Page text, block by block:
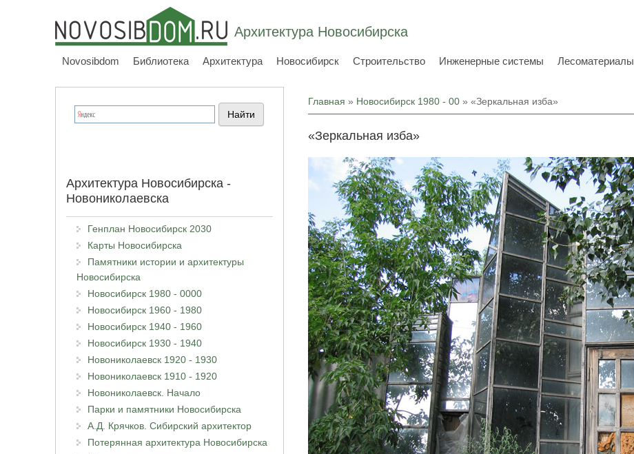
Архитектура Новосибирска
Novosibdom Библиотека Архитектура Новосибирск Строительство Инженерные системы Лесоматериалы
Вы здесь
Главная » Новосибирск 1980 - 00 » «Зеркальная изба»
«Зеркальная изба»
Архитектура Новосибирска -
Новониколаевска
Генплан Новосибирск 2030
Карты Новосибирска
Памятники истории и архитектуры
Новосибирска
Новосибирск 1980 - 0000
Новосибирск 1960 - 1980
Новосибирск 1940 - 1960
Новосибирск 1930 - 1940
Новониколаевск 1920 - 1930
Новониколаевск 1910 - 1920
Новониколаевск. Начало
Парки и памятники Новосибирска
А.Д. Крячков. Сибирский архитектор
Потерянная архитектура Новосибирска